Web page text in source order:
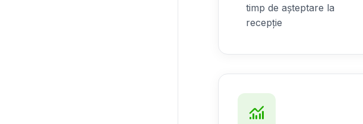
timp de așteptare la
recepție
monitoring